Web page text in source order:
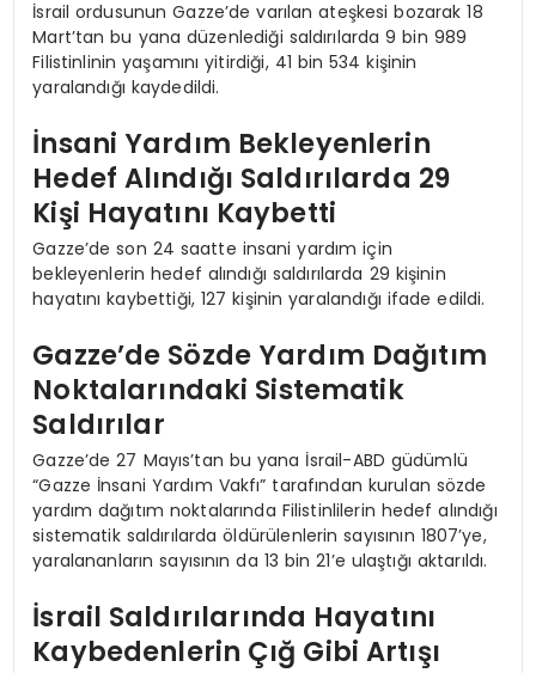
İsrail ordusunun Gazze’de varılan ateşkesi bozarak 18
Mart’tan bu yana düzenlediği saldırılarda 9 bin 989
Filistinlinin yaşamını yitirdiği, 41 bin 534 kişinin
yaralandığı kaydedildi.
İnsani Yardım Bekleyenlerin
Hedef Alındığı Saldırılarda 29
Kişi Hayatını Kaybetti
Gazze’de son 24 saatte insani yardım için
bekleyenlerin hedef alındığı saldırılarda 29 kişinin
hayatını kaybettiği, 127 kişinin yaralandığı ifade edildi.
Gazze’de Sözde Yardım Dağıtım
Noktalarındaki Sistematik
Saldırılar
Gazze’de 27 Mayıs’tan bu yana İsrail-ABD güdümlü
“Gazze İnsani Yardım Vakfı” tarafından kurulan sözde
yardım dağıtım noktalarında Filistinlilerin hedef alındığı
sistematik saldırılarda öldürülenlerin sayısının 1807’ye,
yaralananların sayısının da 13 bin 21’e ulaştığı aktarıldı.
İsrail Saldırılarında Hayatını
Kaybedenlerin Çığ Gibi Artışı